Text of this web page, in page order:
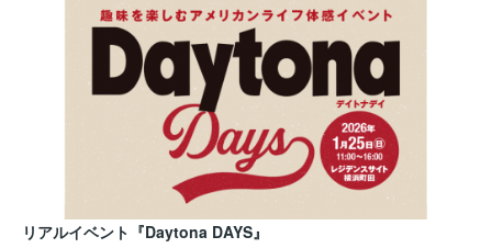
リアルイベント『Daytona DAYS』